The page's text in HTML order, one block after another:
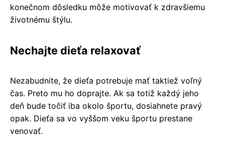
konečnom dôsledku môže motivovať k zdravšiemu
životnému štýlu.
Nechajte dieťa relaxovať
Nezabudnite, že dieťa potrebuje mať taktiež voľný
čas. Preto mu ho doprajte. Ak sa totiž každý jeho
deň bude točiť iba okolo športu, dosiahnete pravý
opak. Dieťa sa vo vyššom veku športu prestane
venovať.